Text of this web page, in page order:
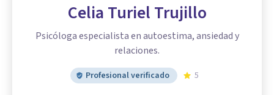
Celia Turiel Trujillo
Psicóloga especialista en autoestima, ansiedad y
relaciones.
Profesional verificado 5